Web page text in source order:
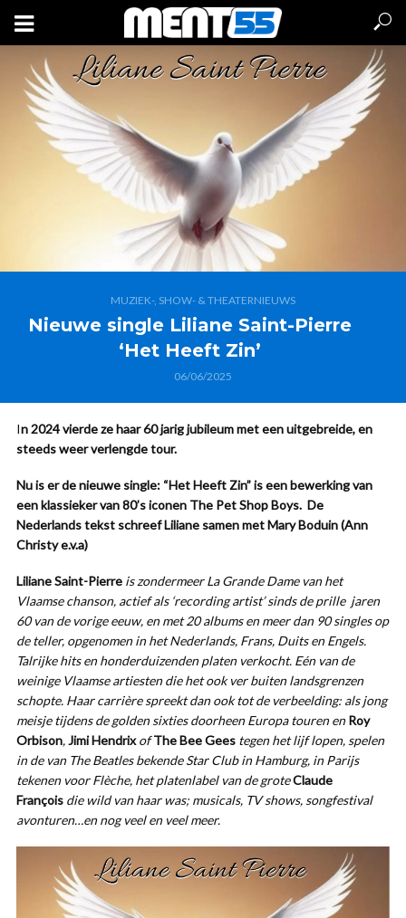
MUZIEK-, SHOW- & THEATERNIEUWS
Nieuwe single Liliane Saint-Pierre
‘Het Heeft Zin’
06/06/2025
In 2024 vierde ze haar 60 jarig jubileum met een uitgebreide, en
steeds weer verlengde tour.
Nu is er de nieuwe single: “Het Heeft Zin” is een bewerking van
een klassieker van 80’s iconen The Pet Shop Boys. De
Nederlands tekst schreef Liliane samen met Mary Boduin (Ann
Christy e.v.a)
Liliane Saint-Pierre is zondermeer La Grande Dame van het
Vlaamse chanson, actief als ‘recording artist’ sinds de prille jaren
60 van de vorige eeuw, en met 20 albums en meer dan 90 singles op
de teller, opgenomen in het Nederlands, Frans, Duits en Engels.
Talrijke hits en honderduizenden platen verkocht. Eén van de
weinige Vlaamse artiesten die het ook ver buiten landsgrenzen
schopte. Haar carrière spreekt dan ook tot de verbeelding: als jong
meisje tijdens de golden sixties doorheen Europa touren enRoy
Orbison,Jimi HendrixofThe Bee Gees tegen het lijf lopen, spelen
in de van The Beatles bekende Star Club in Hamburg, in Parijs
tekenen voor Flèche, het platenlabel van de groteClaude
François die wild van haar was; musicals, TV shows, songfestival
avonturen…en nog veel en veel meer.